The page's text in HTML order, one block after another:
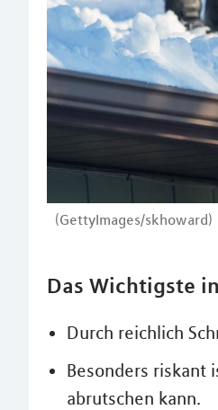
(GettyImages/skhoward)
Das Wichtigste
Durch reichlich
Besonders riskant
abrutschen kann.